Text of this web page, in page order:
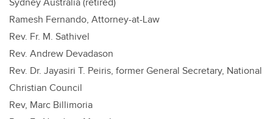
Sydney Australia (retired)
Ramesh Fernando, Attorney-at-Law
Rev. Fr. M. Sathivel
Rev. Andrew Devadason
Rev. Dr. Jayasiri T. Peiris, former General Secretary, National
Christian Council
Rev, Marc Billimoria